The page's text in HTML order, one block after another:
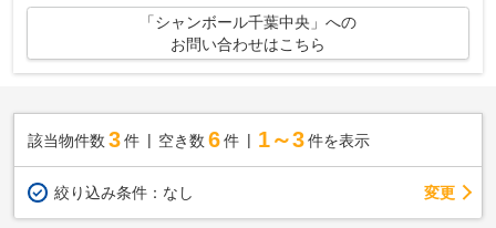
「シャンボール千葉中央」への
お問い合わせはこちら
該当物件数 3件 空き数 6 件 1～3 件を表示
絞り込み条件： なし 変更